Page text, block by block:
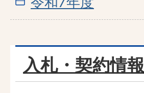
入札・契約情報